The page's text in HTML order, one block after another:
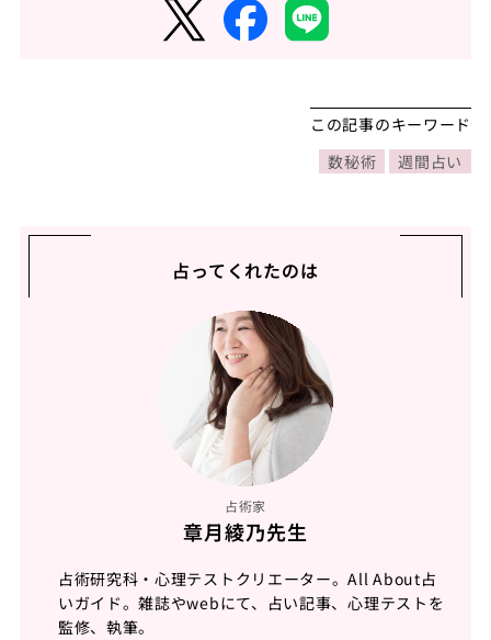
この記事のキーワード
数秘術
週間占い
占ってくれたのは
占術家
章月綾乃先生
占術研究科・心理テストクリエーター。All About占
いガイド。雑誌やwebにて、占い記事、心理テストを
監修、執筆。